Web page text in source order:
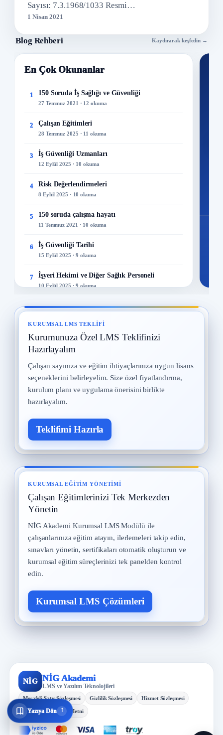
Sayısı: 7.3.1968/1033 Resmi…
1 Nisan 2021
Yazıya Dön ↓
Blog Rehberi Kaydırarak keşfedin →
En Çok Okunanlar
1 150 Soruda İş Sağlığı ve Güvenliği
27 Temmuz 2021 · 12 okuma
2 Çalışan Eğitimleri
28 Temmuz 2025 · 11 okuma
3 İş Güvenliği Uzmanları
12 Eylül 2025 · 10 okuma
4 Risk Değerlendirmeleri
8 Eylül 2025 · 10 okuma
5 150 soruda çalışma hayatı
11 Temmuz 2021 · 10 okuma
6 İş Güvenliği Tarihi
15 Eylül 2025 · 9 okuma
7 İşyeri Hekimi ve Diğer Sağlık Personeli
10 Eylül 2025 · 9 okuma
8 Kadın Çalışanların Çalıştırılması
9 İş Kazaları
30 Temmuz 2025 · 9 okuma
10 Yangın ve Gazlar
29 Temmuz 2025 · 9 okuma
KURUMSAL LMS TEKLIFI
Kurumunuza Özel LMS Teklifinizi
Hazırlayalım
Çalışan sayınıza ve eğitim ihtiyaçlarınıza uygun lisans
seçeneklerini belirleyelim. Size özel fiyatlandırma,
kurulum planı ve uygulama önerisini birlikte
hazırlayalım.
Teklifimi Hazırla
KURUMSAL EĞITIM YÖNETIMI
Çalışan Eğitimlerinizi Tek Merkezden
Yönetin
NİG Akademi Kurumsal LMS Modülü ile
çalışanlarınıza eğitim atayın, ilerlemeleri takip edin,
sınavları yönetin, sertifikaları otomatik oluşturun ve
kurumsal eğitim süreçlerinizi tek panelden kontrol
edin.
Kurumsal LMS Çözümleri
NİG NİG Akademi
LMS ve Yazılım Teknolojileri
Mesafeli Satış Sözleşmesi Gizlilik Sözleşmesi Hizmet Sözleşmesi
KVKK Aydınlatma Metni